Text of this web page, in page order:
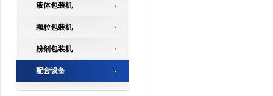
液体包装机
颗粒包装机
粉剂包装机
配套设备